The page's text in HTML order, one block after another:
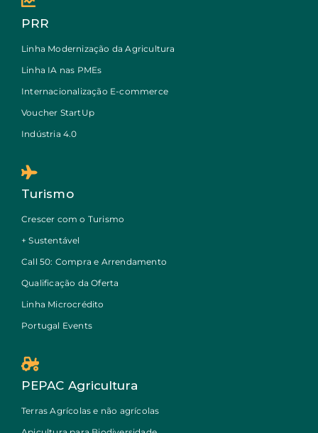
PRR
Linha Modernização da Agricultura
Linha IA nas PMEs
Internacionalização E-commerce
Voucher StartUp
Indústria 4.0
Turismo
Crescer com o Turismo
+ Sustentável
Call 50: Compra e Arrendamento
Qualificação da Oferta
Linha Microcrédito
Portugal Events
PEPAC Agricultura
Terras Agrícolas e não agrícolas